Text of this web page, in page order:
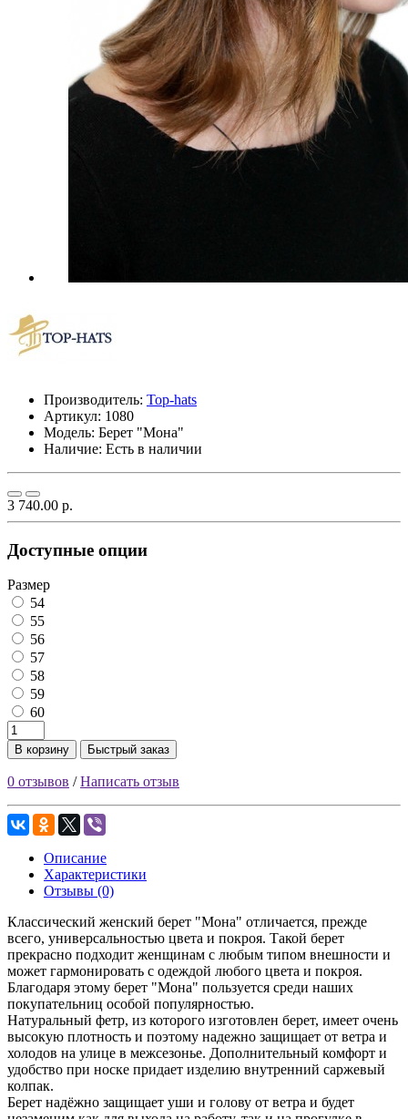
Производитель: Top-hats
Артикул: 1080
Модель: Берет "Мона"
Наличие: Есть в наличии
3 740.00 р.
Доступные опции
Размер
54
55
56
57
58
59
60
В корзину Быстрый заказ
0 отзывов /Написать отзыв
Описание
Характеристики
Отзывы (0)
Классический женский берет "Мона" отличается, прежде
всего, универсальностью цвета и покроя. Такой берет
прекрасно подходит женщинам с любым типом внешности и
может гармонировать с одеждой любого цвета и покроя.
Благодаря этому берет "Мона" пользуется среди наших
покупательниц особой популярностью.
Натуральный фетр, из которого изготовлен берет, имеет очень
высокую плотность и поэтому надежно защищает от ветра и
холодов на улице в межсезонье. Дополнительный комфорт и
удобство при носке придает изделию внутренний саржевый
колпак.
Берет надёжно защищает уши и голову от ветра и будет